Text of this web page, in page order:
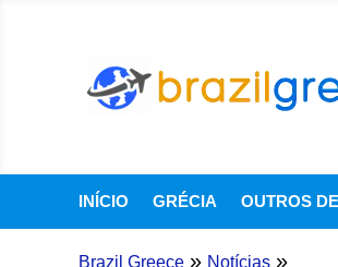
INÍCIO GRÉCIA OUTROS
Brazil Greece » Notícias »